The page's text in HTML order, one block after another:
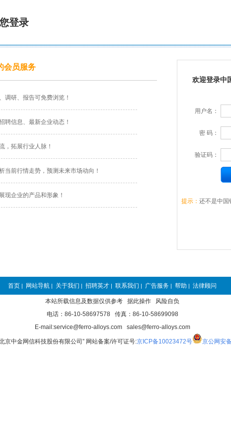
登录
会员服务
调研、报告可免费浏览！
聘信息、最新企业动态！
，拓展行业人脉！
当前行情走势，预测未来市场动向！
现企业的产品和形象！
欢迎登录中
用户名：
密 码：
验证码：
提示： 还不是中国
首页 | 网站导航 | 关于我们 | 招聘英才 | 联系我们 | 广告服务 | 帮助 | 法律顾问
本站所载信息及数据仅供参考 据此操作 风险自负
电话：86-10-58697578 传真：86-10-58699098
E-mail:service@ferro-alloys.com sales@ferro-alloys.com
京中金网信科技股份有限公司” 网站备案/许可证号:京ICP备10023472号 京公网安